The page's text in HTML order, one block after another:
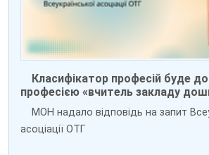
Класифікатор професій буде
професією «вчитель закладу
МОН надало відповідь на запит
асоціації ОТГ